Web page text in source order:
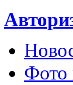
Фото